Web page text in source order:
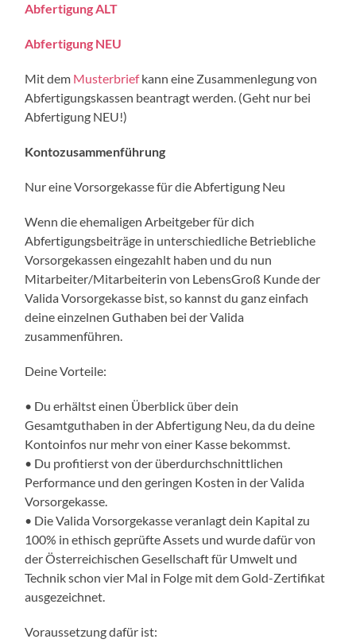
Abfertigung ALT
Abfertigung NEU
Mit dem Musterbriefkann eine Zusammenlegung von
Abfertigungskassen beantragt werden. (Geht nur bei
Abfertigung NEU!)
Kontozusammenführung
Nur eine Vorsorgekasse für die Abfertigung Neu
Wenn die ehemaligen Arbeitgeber für dich
Abfertigungsbeiträge in unterschiedliche Betriebliche
Vorsorgekassen eingezahlt haben und du nun
Mitarbeiter/Mitarbeiterin von LebensGroß Kunde der
Valida Vorsorgekasse bist, so kannst du ganz einfach
deine einzelnen Guthaben bei der Valida
zusammenführen.
Deine Vorteile:
• Du erhältst einen Überblick über dein
Gesamtguthaben in der Abfertigung Neu, da du deine
Kontoinfos nur mehr von einer Kasse bekommst.
• Du profitierst von der überdurchschnittlichen
Performance und den geringen Kosten in der Valida
Vorsorgekasse.
• Die Valida Vorsorgekasse veranlagt dein Kapital zu
100% in ethisch geprüfte Assets und wurde dafür von
der Österreichischen Gesellschaft für Umwelt und
Technik schon vier Mal in Folge mit dem Gold-Zertifikat
ausgezeichnet.
Voraussetzung dafür ist: